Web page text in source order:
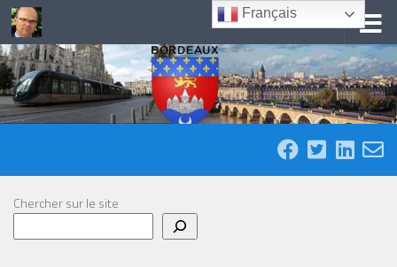
Skip to content
Chercher sur le site
Français